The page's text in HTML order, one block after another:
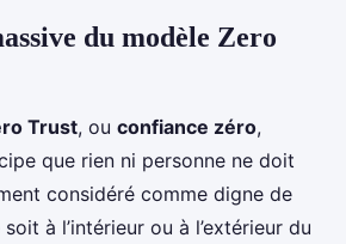
du modèle Zero
Trust, ou confiance zéro,
que rien ni personne ne doit
considéré comme digne de
à l’intérieur ou à l’extérieur du